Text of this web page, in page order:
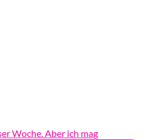
Woche. Aber ich mag